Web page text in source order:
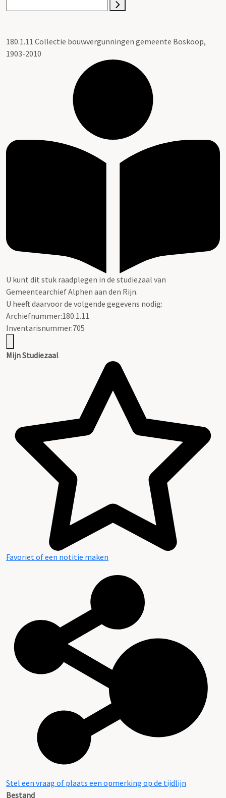
180.1.11 Collectie bouwvergunningen gemeente Boskoop,
1903-2010
U kunt dit stuk raadplegen in de studiezaal van
Gemeentearchief Alphen aan den Rijn.
U heeft daarvoor de volgende gegevens nodig:
Archiefnummer:180.1.11
Inventarisnummer:705
Mijn Studiezaal
Favoriet of een notitie maken
Stel een vraag of plaats een opmerking op de tijdlijn
Bestand